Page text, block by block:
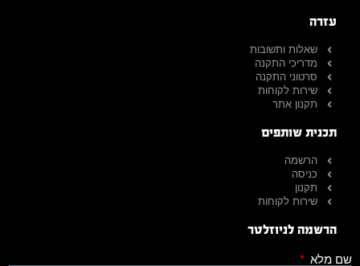
עזרה
שאלות ותשובות
מדריכי התקנה
סרטוני התקנה
שירות לקוחות
תקנון אתר
תכנית שותפים
הרשמה
כניסה
תקנון
שירות לקוחות
הרשמה לניוזלטר
שם מלא